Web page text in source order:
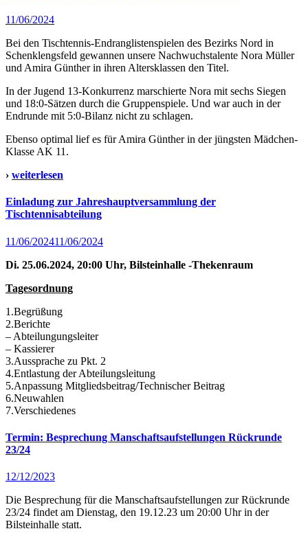
11/06/2024
Bei den Tischtennis-Endranglistenspielen des Bezirks Nord in
Schenklengsfeld gewannen unsere Nachwuchstalente Nora Müller
und Amira Günther in ihren Altersklassen den Titel.
In der Jugend 13-Konkurrenz marschierte Nora mit sechs Siegen
und 18:0-Sätzen durch die Gruppenspiele. Und war auch in der
Endrunde mit 5:0-Bilanz nicht zu schlagen.
Ebenso optimal lief es für Amira Günther in der jüngsten Mädchen-
Klasse AK 11.
› weiterlesen
Einladung zur Jahreshauptversammlung der
Tischtennisabteilung
11/06/202411/06/2024
Di. 25.06.2024, 20:00 Uhr, Bilsteinhalle -Thekenraum
Tagesordnung
1.Begrüßung
2.Berichte
– Abteilungungsleiter
– Kassierer
3.Aussprache zu Pkt. 2
4.Entlastung der Abteilungsleitung
5.Anpassung Mitgliedsbeitrag/Technischer Beitrag
6.Neuwahlen
7.Verschiedenes
Termin: Besprechung Manschaftsaufstellungen Rückrunde
23/24
12/12/2023
Die Besprechung für die Manschaftsaufstellungen zur Rückrunde
23/24 findet am Dienstag, den 19.12.23 um 20:00 Uhr in der
Bilsteinhalle statt.